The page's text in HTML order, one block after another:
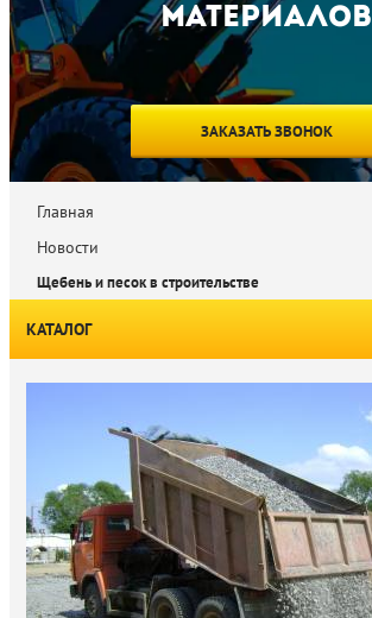
материалов
ЗАКАЗАТЬ ЗВОНОК
Главная
Новости
Щебень и песок в строительстве
КАТАЛОГ
Вяжущие и сухие строительные смеси
Благоустройство территории
Железобетонные изделия